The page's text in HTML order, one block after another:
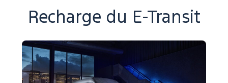
Recharge du E-Transit